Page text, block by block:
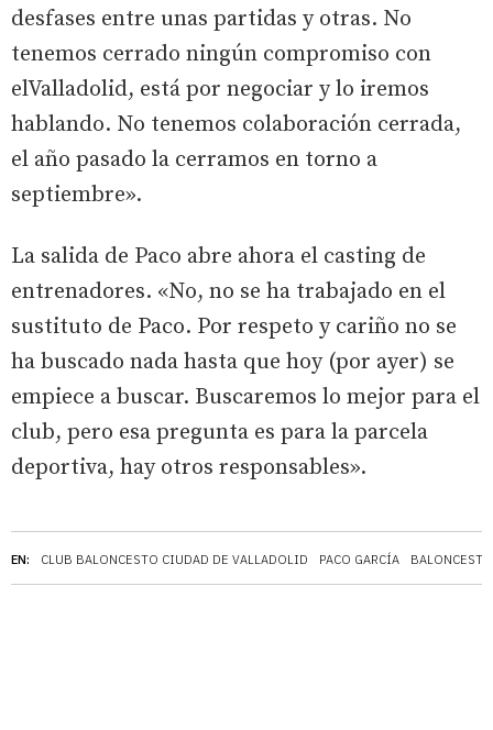
EN: CLUB BALONCESTO CIUDAD DE VALLADOLID PACO GARCÍA BALONCESTO
desfases entre unas partidas y otras. No
tenemos cerrado ningún compromiso con
elValladolid, está por negociar y lo iremos
hablando. No tenemos colaboración cerrada,
el año pasado la cerramos en torno a
septiembre».
La salida de Paco abre ahora el casting de
entrenadores. «No, no se ha trabajado en el
sustituto de Paco. Por respeto y cariño no se
ha buscado nada hasta que hoy (por ayer) se
empiece a buscar. Buscaremos lo mejor para el
club, pero esa pregunta es para la parcela
deportiva, hay otros responsables».